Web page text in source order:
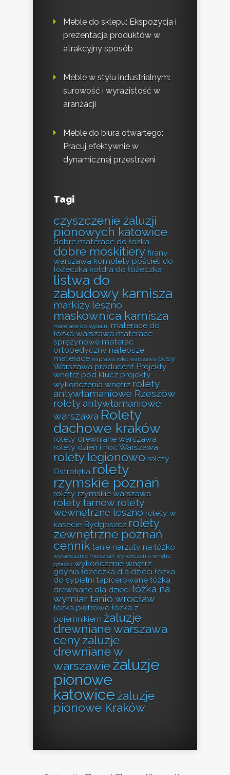
Meble do sklepu: Ekspozycja i
prezentacja produktów w
atrakcyjny sposób
Meble w stylu industrialnym:
surowość i wyrazistość w
aranżacji
Meble do biura otwartego:
Pracuj efektywnie w
dynamicznej przestrzeni
Tagi
czyszczenie żaluzji
pionowych katowice
dobre materace do łóżka
dobre moskitiery firany
warszawa komplety pościeli do
łóżeczka kołdra do łóżeczka
listwa do
zabudowy karnisza
markizy leszno
maskownica karnisza
materace do sypialni materace do
łóżka warszawa materace
sprężynowe materac
ortopedyczny najlepsze
materace naprawa rolet warszawa plisy
Warszawa producent Projekty
wnętrz pod klucz projekty
wykończenia wnętrz rolety
antywłamaniowe Rzeszów
rolety antywłamaniowe
warszawa Rolety
dachowe kraków
rolety drewniane warszawa
rolety dzień i noc Warszawa
rolety legionowo rolety
Ostrołęka rolety
rzymskie poznań
rolety rzymskie warszawa
rolety tarnów rolety
wewnętrzne leszno rolety w
kasecie Bydgoszcz rolety
zewnętrzne poznań
cennik tanie narzuty na łóżko
wykańczanie mieszkań wykończenia wnętrz
gdańsk wykończenie wnętrz
gdynia łóżeczka dla dzieci łóżka
do sypialni tapicerowane łóżka
drewniane dla dzieci łóżka na
wymiar tanio wrocław
łóżka piętrowe łóżka z
pojemnikiem żaluzje
drewniane warszawa
cenyżaluzje
drewniane w
warszawieżaluzje
pionowe
katowice żaluzje
pionowe Kraków